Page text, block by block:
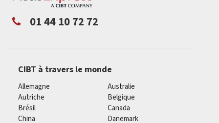
01 44 10 72 72
CIBT à travers le monde
Allemagne
Australie
Autriche
Belgique
Brésil
Canada
China
Danemark